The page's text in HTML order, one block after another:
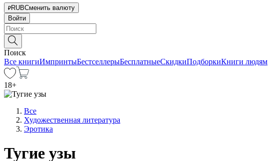
RUBСменить валюту
Войти
Поиск
Все книгиИмпринтыБестселлерыБесплатныеСкидкиПодборкиКниги людям
18+
Все
Художественная литература
Эротика
Тугие узы